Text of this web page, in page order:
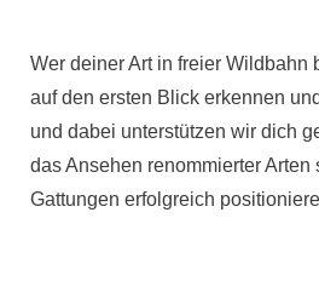
Wer deiner Art in freier Wildbahn
auf den ersten Blick erkennen
und dabei unterstützen wir dich
das Ansehen renommierter Arten
Gattungen erfolgreich